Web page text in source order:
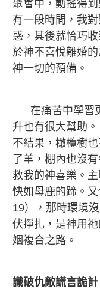
聚會中，動搖得
有一段時間，我
惑，其後就恰巧
於神不喜悅離婚
神一切的預備。
在痛苦中學習
升也有很大幫助
不結果，橄欖樹
了羊，棚內也沒
救我的神喜樂。
快如母鹿的蹄。
19），那時環境
伏掙扎，是神用
姻複合之路。
識破仇敵謊言詭計